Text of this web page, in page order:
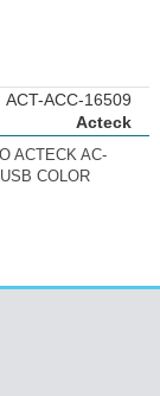
Acteck
ACT-ACC-16509
ACTECK AC-
COLOR